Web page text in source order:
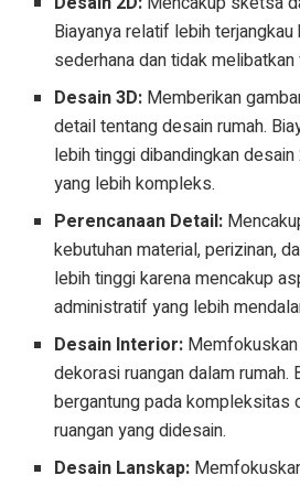
Biayanya relatif lebih
sederhana dan tidak
Desain 3D: Memberikan
detail tentang desain rumah.
lebih tinggi dibandingkan
yang lebih kompleks.
Perencanaan Detail:
kebutuhan material, perizinan,
lebih tinggi karena mencakup
administratif yang lebih
Desain Interior:
dekorasi ruangan dalam rumah.
bergantung pada kompleksitas
ruangan yang didesain.
Desain Lanskap: